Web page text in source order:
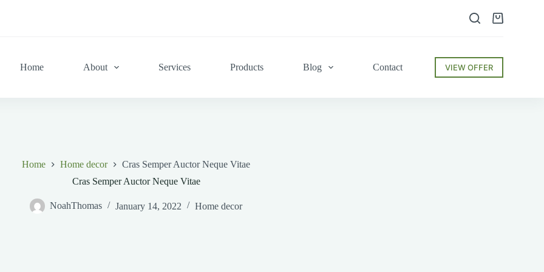
Shopping
Home About Services Products Blog Contact VIEW OFFER
Home Home decor
Cras Semper Auctor Neque Vitae
Cras Semper Auctor Neque Vitae
NoahThomas January 14, 2022 Home decor